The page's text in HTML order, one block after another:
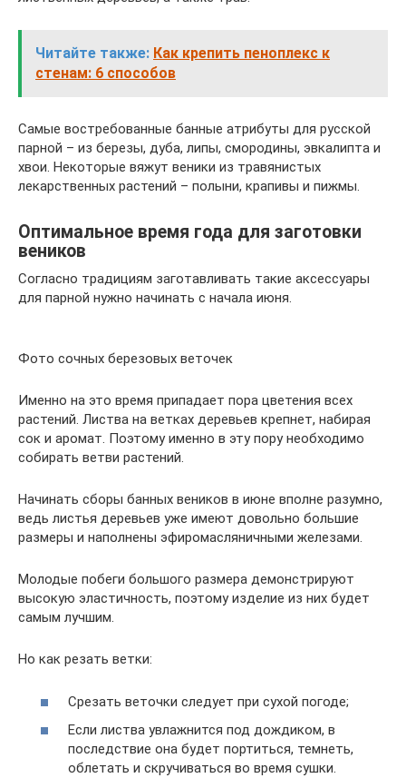
Читайте также: Как крепить пеноплекс к
стенам: 6 способов
Самые востребованные банные атрибуты для русской
парной – из березы, дуба, липы, смородины, эвкалипта и
хвои. Некоторые вяжут веники из травянистых
лекарственных растений – полыни, крапивы и пижмы.
Оптимальное время года для заготовки
веников
Согласно традициям заготавливать такие аксессуары
для парной нужно начинать с начала июня.
Фото сочных березовых веточек
Именно на это время припадает пора цветения всех
растений. Листва на ветках деревьев крепнет, набирая
сок и аромат. Поэтому именно в эту пору необходимо
собирать ветви растений.
Начинать сборы банных веников в июне вполне разумно,
ведь листья деревьев уже имеют довольно большие
размеры и наполнены эфиромасляничными железами.
Молодые побеги большого размера демонстрируют
высокую эластичность, поэтому изделие из них будет
самым лучшим.
Но как резать ветки:
Срезать веточки следует при сухой погоде;
Если листва увлажнится под дождиком, в
последствие она будет портиться, темнеть,
облетать и скручиваться во время сушки.